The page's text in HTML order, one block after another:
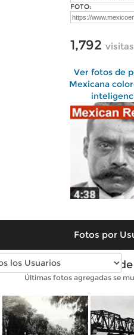
FOTO:
1,792 visitas
Ver fotos de
Mexicana
Fotos por
Fotos antiguas
Últimas fotos agregadas se